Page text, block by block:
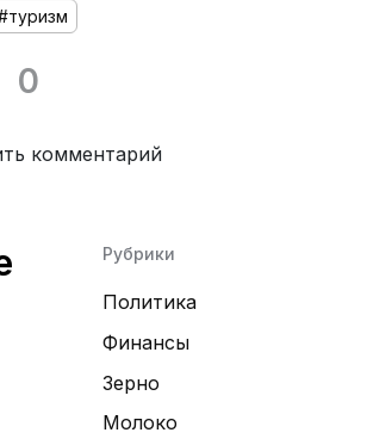
0
комментарий
Рубрики
Политика
Финансы
Зерно
Молоко